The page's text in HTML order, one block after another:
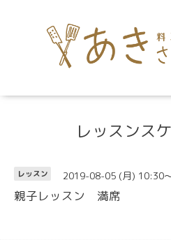
レッスンス
レッスン 2019-08-05 (月) 10:30
親子レッスン 満席